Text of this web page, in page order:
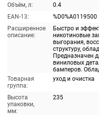
Объём, л:
0.4
EAN-13:
%D0%A0119500
Расширенное
описание:
Быстро и
никотиновые
выгорания,
структуру,
Предназначен
виниловых
бамперов.
Товарная
группа:
уход и очистка
Высота
упаковки,
мм:
235